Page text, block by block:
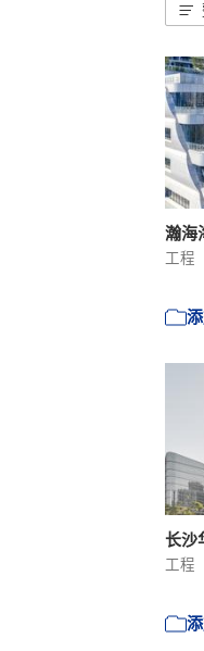
瀚海
工程
长沙
工程